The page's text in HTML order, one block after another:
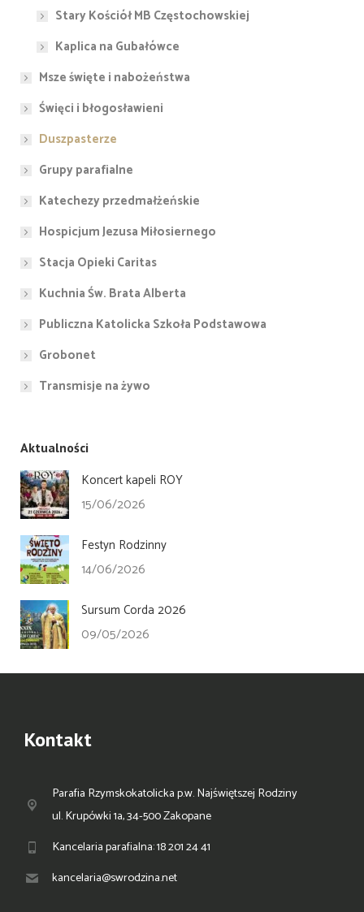
Stary Kościół MB Częstochowskiej
Kaplica na Gubałówce
Msze święte i nabożeństwa
Święci i błogosławieni
Duszpasterze
Grupy parafialne
Katechezy przedmałżeńskie
Hospicjum Jezusa Miłosiernego
Stacja Opieki Caritas
Kuchnia Św. Brata Alberta
Publiczna Katolicka Szkoła Podstawowa
Grobonet
Transmisje na żywo
Aktualności
Koncert kapeli ROY
15/06/2026
Festyn Rodzinny
14/06/2026
Sursum Corda 2026
09/05/2026
Kontakt
Parafia Rzymskokatolicka p.w. Najświętszej Rodziny
ul. Krupówki 1a, 34-500 Zakopane
Kancelaria parafialna: 18 201 24 41
kancelaria@swrodzina.net